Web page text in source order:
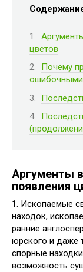
цветов
Почему
Аргументы
появления
1. Ископаемые
находок,
ранние
юрского и даже
спорные
возможность